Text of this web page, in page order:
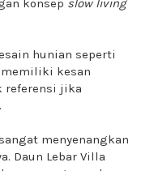
konsep slow living
hunian seperti
kesan
referensi jika
menyenangkan
Daun Lebar Villa